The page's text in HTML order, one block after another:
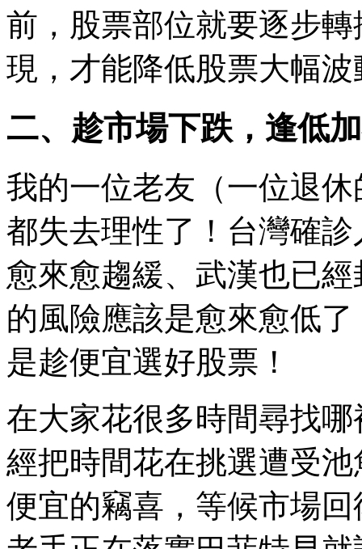
前，股票部位就要逐步
現，才能降低股票大幅
二、趁市場下跌，逢低
我的一位老友（一位退
都失去理性了！台灣確
愈來愈趨緩、武漢也已
的風險應該是愈來愈低
是趁便宜選好股票！
在大家花很多時間尋找
經把時間花在挑選遭受
便宜的竊喜，等候市場